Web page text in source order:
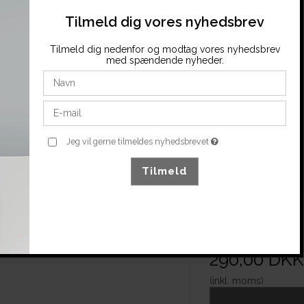
vask dit ansigt om morgenen. Påfør
290,00 DKK
(inkl. moms)
Tilmeld dig vores nyhedsbrev
Tilmeld dig nedenfor og modtag vores nyhedsbrev
med spændende nyheder.
Jeg vil gerne tilmeldes nyhedsbrevet
Tilmeld